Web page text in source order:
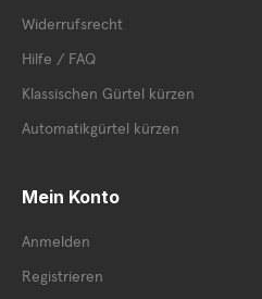
Widerrufsrecht
Hilfe / FAQ
Klassischen Gürtel kürzen
Automatikgürtel kürzen
Mein Konto
Anmelden
Registrieren